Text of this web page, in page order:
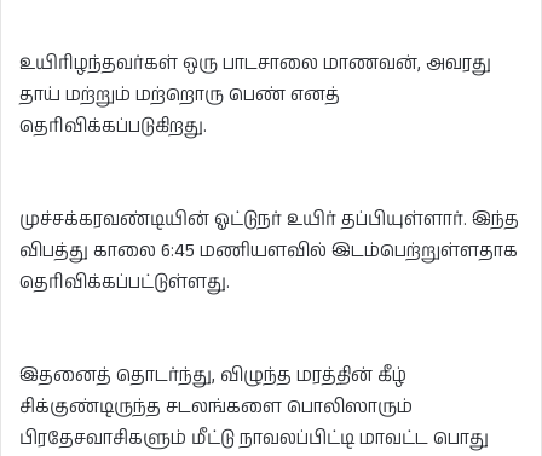
உயிரிழந்தவர்கள் ஒரு பாடசாலை மாணவன், அவரது
தாய் மற்றும் மற்றொரு பெண் எனத்
தெரிவிக்கப்படுகிறது.
முச்சக்கரவண்டியின் ஓட்டுநர் உயிர் தப்பியுள்ளார். இந்த
விபத்து காலை 6:45 மணியளவில் இடம்பெற்றுள்ளதாக
தெரிவிக்கப்பட்டுள்ளது.
இதனைத் தொடர்ந்து, விழுந்த மரத்தின் கீழ்
சிக்குண்டிருந்த சடலங்களை பொலிஸாரும்
பிரதேசவாசிகளும் மீட்டு நாவலப்பிட்டி மாவட்ட பொது